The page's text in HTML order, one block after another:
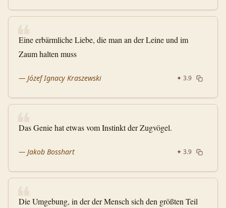
❝
Eine erbärmliche Liebe, die man an der Leine und im
Zaum halten muss
— Józef Ignacy Kraszewski ✦ 3.9
❝
Das Genie hat etwas vom Instinkt der Zugvögel.
— Jakob Bosshart ✦ 3.9
❝
Die Umgebung, in der der Mensch sich den größten Teil